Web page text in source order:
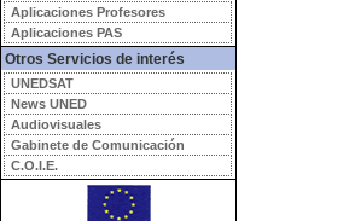
Aplicaciones Profesores
Aplicaciones PAS
Otros Servicios de interés
UNEDSAT
News UNED
Audiovisuales
Gabinete de Comunicación
C.O.I.E.